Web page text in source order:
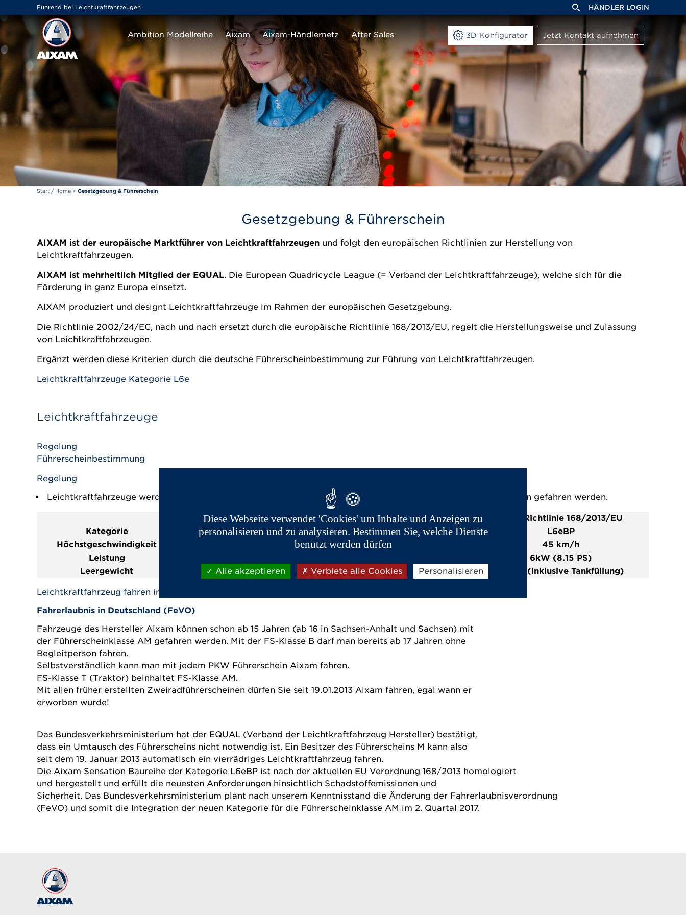
Führend bei Leichtkraftfahrzeugen HÄNDLER LOGIN
Ambition Modellreihe Aixam Aixam-Händlernetz After Sales 3D Konfigurator Jetzt Kontakt aufnehmen
Start / Home > Gesetzgebung & Führerschein
Gesetzgebung & Führerschein
AIXAM ist der europäische Marktführer von Leichtkraftfahrzeugen und folgt den europäischen Richtlinien zur Herstellung von
Leichtkraftfahrzeugen.
AIXAM ist mehrheitlich Mitglied der EQUAL. Die European Quadricycle League (= Verband der Leichtkraftfahrzeuge), welche sich für die
Förderung in ganz Europa einsetzt.
AIXAM produziert und designt Leichtkraftfahrzeuge im Rahmen der europäischen Gesetzgebung.
Die Richtlinie 2002/24/EC, nach und nach ersetzt durch die europäische Richtlinie 168/2013/EU, regelt die Herstellungsweise und Zulassung
von Leichtkraftfahrzeugen.
Ergänzt werden diese Kriterien durch die deutsche Führerscheinbestimmung zur Führung von Leichtkraftfahrzeugen.
Leichtkraftfahrzeuge Kategorie L6e
Leichtkraftfahrzeuge
Regelung
Führerscheinbestimmung
Regelung
Leichtkraftfahrzeuge werden in der Gesetzgebung ähnlich wie Roller gesehen und dürfen nicht ohne Führerschein gefahren werden.
Bisherige Richtlinie 2002/24/EC
Neue Richtlinie 168/2013/EU
Kategorie
L6e
L6eBP
Höchstgeschwindigkeit
45 km/h
45 km/h
Leistung
6kW (8.15 PS)
Leergewicht
350kg(exklusive Tankfüllung und Ausstattungen) (inklusive Tankfüllung)
Leichtkraftfahrzeug fahren in Deutschland
Fahrerlaubnis in Deutschland (FeVO)
Fahrzeuge des Hersteller Aixam können schon ab 15 Jahren (ab 16 in Sachsen-Anhalt und Sachsen) mit
der Führerscheinklasse AM gefahren werden. Mit der FS-Klasse B darf man bereits ab 17 Jahren ohne
Begleitperson fahren.
Selbstverständlich kann man mit jedem PKW Führerschein Aixam fahren.
FS-Klasse T (Traktor) beinhaltet FS-Klasse AM.
Mit allen früher erstellten Zweiradführerscheinen dürfen Sie seit 19.01.2013 Aixam fahren, egal wann er
erworben wurde!
Das Bundesverkehrsministerium hat der EQUAL (Verband der Leichtkraftfahrzeug Hersteller) bestätigt,
dass ein Umtausch des Führerscheins nicht notwendig ist. Ein Besitzer des Führerscheins M kann also
seit dem 19. Januar 2013 automatisch ein vierrädriges Leichtkraftfahrzeug fahren.
Die Aixam Sensation Baureihe der Kategorie L6eBP ist nach der aktuellen EU Verordnung 168/2013 homologiert
und hergestellt und erfüllt die neuesten Anforderungen hinsichtlich Schadstoffemissionen und
Sicherheit. Das Bundesverkehrsministerium plant nach unserem Kenntnisstand die Änderung der Fahrerlaubnisverordnung
(FeVO) und somit die Integration der neuen Kategorie für die Führerscheinklasse AM im 2. Quartal 2017.
Cookie-Einstellungen
Diese Webseite verwendet 'Cookies' um Inhalte und Anzeigen zu
personalisieren und zu analysieren. Bestimmen Sie, welche Dienste
benutzt werden dürfen
Alle akzeptieren Verbiete alle Cookies Personalisieren